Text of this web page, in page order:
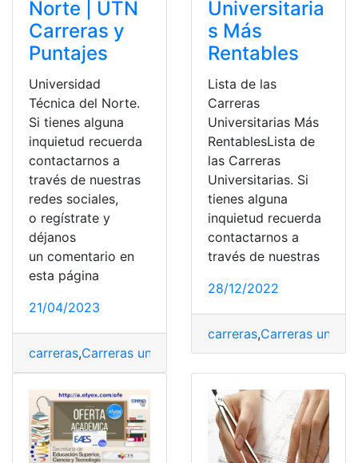
Norte | UTN
Carreras y
Puntajes
Universidad
Técnica del Norte.
Si tienes alguna
inquietud recuerda
contactarnos a
través de nuestras
redes sociales,
o regístrate y
déjanos
un comentario en
esta página
21/04/2023
carreras,Carreras universitarias,Carreras y Puntajes,
Universitaria
s Más
Rentables
Lista de las
Carreras
Universitarias Más
RentablesLista de
las Carreras
Universitarias. Si
tienes alguna
inquietud recuerda
contactarnos a
través de nuestras
28/12/2022
carreras,Carreras